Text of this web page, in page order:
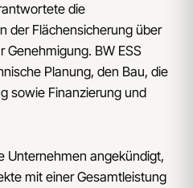
die
der Flächensicherung über
Genehmigung. BW ESS
Planung, den Bau, die
sowie Finanzierung und
Unternehmen angekündigt,
mit einer Gesamtleistung